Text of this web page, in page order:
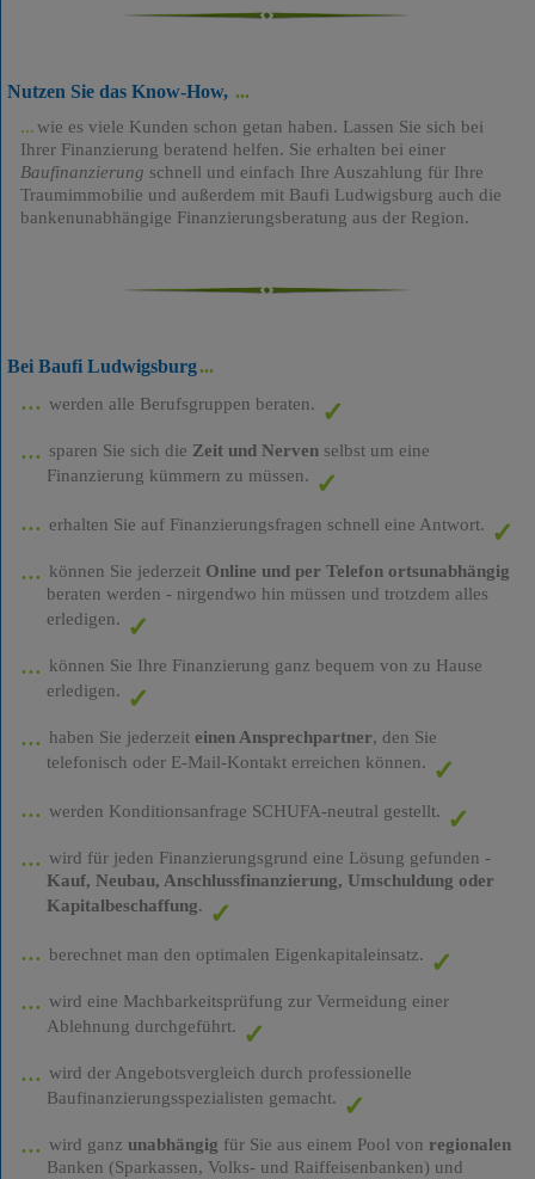
Nutzen Sie das Know-How,
wie es viele Kunden schon getan haben. Lassen Sie sich bei
Ihrer Finanzierung beratend helfen. Sie erhalten bei einer
Baufinanzierung schnell und einfach Ihre Auszahlung für Ihre
Traumimmobilie und außerdem mit Baufi Ludwigsburg auch die
bankenunabhängige Finanzierungsberatung aus der Region.
Bei Baufi Ludwigsburg
werden alle Berufsgruppen beraten.
sparen Sie sich die Zeit und Nervenselbst um eine
Finanzierung kümmern zu müssen.
erhalten Sie auf Finanzierungsfragen schnell eine Antwort.
können Sie jederzeit Online und per Telefon ortsunabhängig
beraten werden - nirgendwo hin müssen und trotzdem alles
erledigen.
können Sie Ihre Finanzierung ganz bequem von zu Hause
erledigen.
haben Sie jederzeit einen Ansprechpartner, den Sie
telefonisch oder E-Mail-Kontakt erreichen können.
werden Konditionsanfrage SCHUFA-neutral gestellt.
wird für jeden Finanzierungsgrund eine Lösung gefunden -
Kauf, Neubau, Anschlussfinanzierung, Umschuldung oder
Kapitalbeschaffung.
berechnet man den optimalen Eigenkapitaleinsatz.
wird eine Machbarkeitsprüfung zur Vermeidung einer
Ablehnung durchgeführt.
wird der Angebotsvergleich durch professionelle
Baufinanzierungsspezialisten gemacht.
wird ganz unabhängig für Sie aus einem Pool von regionalen
Banken (Sparkassen, Volks- und Raiffeisenbanken) und